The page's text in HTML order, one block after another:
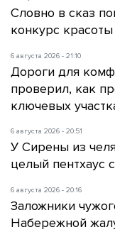
Словно в сказ
конкурс
6 августа 2026 - 21:10
Дороги для
проверил, как
ключевых
6 августа 2026 - 20:51
У Сирены из
целый пентхаус
6 августа 2026 - 20:16
Заложники
Набережной